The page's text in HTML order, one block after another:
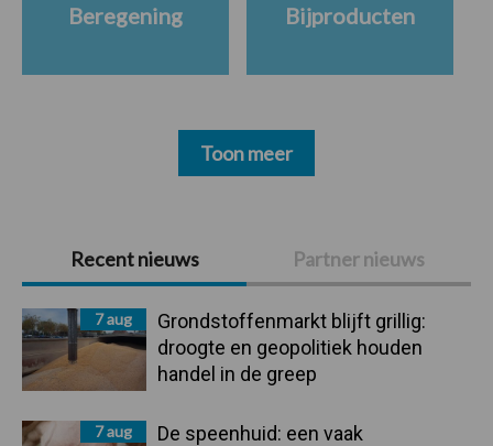
Primaire
Sidebar
Recent nieuws Partner nieuws
7 aug
Grondstoffenmarkt blijft grillig:
droogte en geopolitiek houden
handel in de greep
7 aug
De speenhuid: een vaak
Beregening Bijproducten
Toon meer